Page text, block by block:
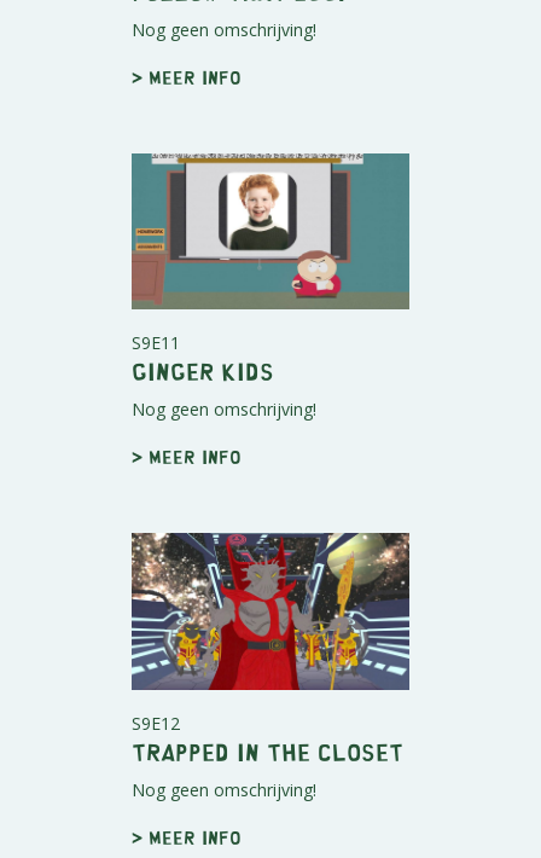
Nog geen omschrijving!
> Meer info
S9E11
Ginger Kids
Nog geen omschrijving!
> Meer info
S9E12
Trapped in the Closet
Nog geen omschrijving!
> Meer info